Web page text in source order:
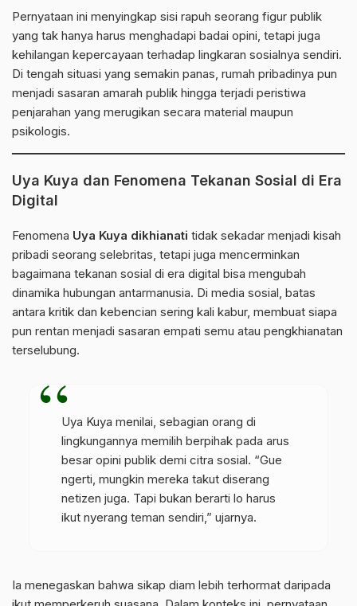
Pernyataan ini menyingkap sisi rapuh seorang figur publik
yang tak hanya harus menghadapi badai opini, tetapi juga
kehilangan kepercayaan terhadap lingkaran sosialnya sendiri.
Di tengah situasi yang semakin panas, rumah pribadinya pun
menjadi sasaran amarah publik hingga terjadi peristiwa
penjarahan yang merugikan secara material maupun
psikologis.
Uya Kuya dan Fenomena Tekanan Sosial di Era
Digital
Fenomena Uya Kuya dikhianati tidak sekadar menjadi kisah
pribadi seorang selebritas, tetapi juga mencerminkan
bagaimana tekanan sosial di era digital bisa mengubah
dinamika hubungan antarmanusia. Di media sosial, batas
antara kritik dan kebencian sering kali kabur, membuat siapa
pun rentan menjadi sasaran empati semu atau pengkhianatan
terselubung.
Uya Kuya menilai, sebagian orang di
lingkungannya memilih berpihak pada arus
besar opini publik demi citra sosial. “Gue
ngerti, mungkin mereka takut diserang
netizen juga. Tapi bukan berarti lo harus
ikut nyerang teman sendiri,” ujarnya.
Ia menegaskan bahwa sikap diam lebih terhormat daripada